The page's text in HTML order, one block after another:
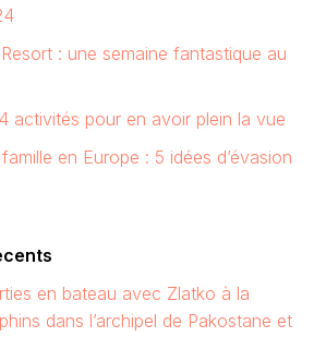
: une semaine fantastique au
activités pour en avoir plein la vue
en Europe : 5 idées d’évasion
en bateau avec Zlatko à la
dans l’archipel de Pakostane et